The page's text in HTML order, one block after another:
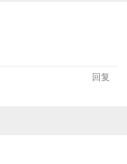
回复